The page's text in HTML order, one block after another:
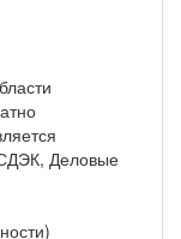
Деловые